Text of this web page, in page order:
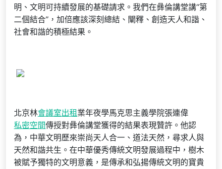
明、文明可持續發展的基礎請求。我們在彝倫講堂講“第
二個結合”，加倍應該深刻總結、闡釋、創造天人和諧、
社會和諧的積極結果。
北京林會議室出租 業年夜學馬克思主義學院張連偉
私密空間傳授對彝倫講堂獲得的結果表現贊許。他認
為，中華文明歷來崇尚天人合一、道法天然，尋求人與
天然和諧共生。在中華優秀傳統文明發展過程中，樹木
被賦予獨特的文明意義，是傳承和弘揚傳統文明的寶貴